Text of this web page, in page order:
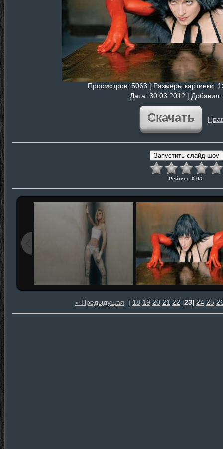
Просмотров: 5063 | Размеры картинки:
Дата: 30.03.2012 | Добавил:
Скачать
Рейтинг: 0.0/0
« Предыдущая | 18 19 20 21 22 [23] 24 25